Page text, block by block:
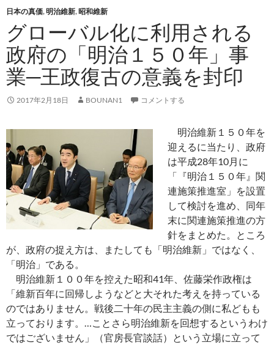
日本の真価, 明治維新,昭和維新
グローバル化に利用される
政府の「明治１５０年」事
業─王政復古の意義を封印
2017年2月18日 BOUNAN1 コメントする
明治維新１５０年を
迎えるに当たり、政府
は平成28年10月に
「『明治１５０年』関
連施策推進室」を設置
して検討を進め、同年
末に関連施策推進の方
針をまとめた。ところ
が、政府の捉え方は、またしても「明治維新」ではなく、
「明治」である。
明治維新１００年を控えた昭和41年、佐藤栄作政権は
「維新百年に回帰しようなどと大それた考えを持っている
のではありません。戦後二十年の民主主義の側に私どもも
立っております。…ことさら明治維新を回想するというわけ
ではございません」（官房長官談話）という立場に立って